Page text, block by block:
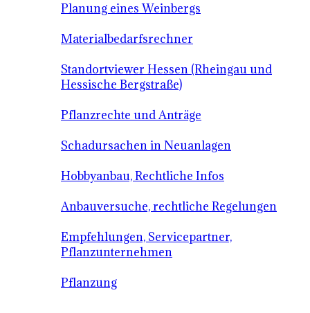
Planung eines Weinbergs
Materialbedarfsrechner
Standortviewer Hessen (Rheingau und
Hessische Bergstraße)
Pflanzrechte und Anträge
Schadursachen in Neuanlagen
Hobbyanbau, Rechtliche Infos
Anbauversuche, rechtliche Regelungen
Empfehlungen, Servicepartner,
Pflanzunternehmen
Pflanzung